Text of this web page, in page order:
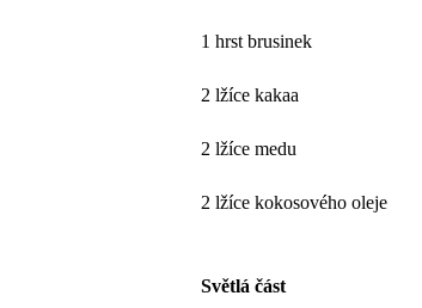
1 hrst brusinek
2 lžíce kakaa
2 lžíce medu
2 lžíce kokosového oleje
Světlá část